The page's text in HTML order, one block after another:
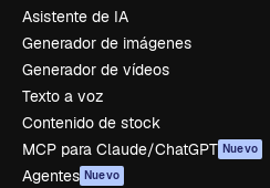
Asistente de IA
Generador de imágenes
Generador de vídeos
Texto a voz
Contenido de stock
MCP para Claude/ChatGPT Nuevo
Agentes Nuevo